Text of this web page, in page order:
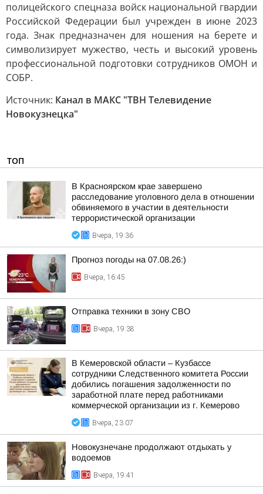
полицейского спецназа войск национальной гвардии
Российской Федерации был учрежден в июне 2023
года. Знак предназначен для ношения на берете и
символизирует мужество, честь и высокий уровень
профессиональной подготовки сотрудников ОМОН и
СОБР.
Источник: Канал в МАКС "ТВН Телевидение
Новокузнецка"
ТОП
В Красноярском крае завершено
расследование уголовного дела в отношении
обвиняемого в участии в деятельности
террористической организации
Вчера, 19:36
Прогноз погоды на 07.08.26:)
Вчера, 16:45
Отправка техники в зону СВО
Вчера, 19:38
В Кемеровской области – Кузбассе
сотрудники Следственного комитета России
добились погашения задолженности по
заработной плате перед работниками
коммерческой организации из г. Кемерово
Вчера, 23:07
Новокузнечане продолжают отдыхать у
водоемов
Вчера, 19:41